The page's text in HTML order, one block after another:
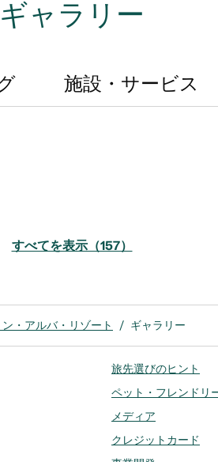
ギャラリー
施設・サービス
すべてを表示（157）
・アルバ・リゾート / ギャラリー
旅先選びのヒント
ペット・フレンドリ
メディア
クレジットカード